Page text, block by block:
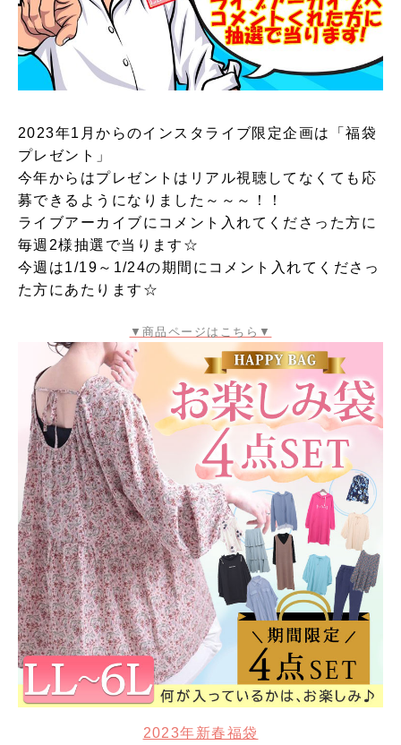
2023年1月からのインスタライブ限定企画は「福袋
プレゼント」
今年からはプレゼントはリアル視聴してなくても応
募できるようになりました～～～！！
ライブアーカイブにコメント入れてくださった方に
毎週2様抽選で当ります☆
今週は1/19～1/24の期間にコメント入れてくださっ
た方にあたります☆
▼商品ページはこちら▼
2023年新春福袋